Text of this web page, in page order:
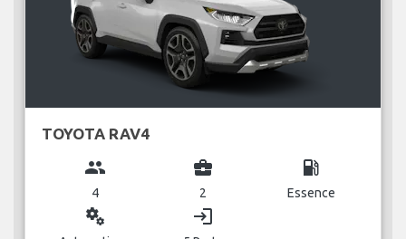
TOYOTA RAV4
group
4
business_center
2
local_gas_station
Essence
miscellaneous_services login